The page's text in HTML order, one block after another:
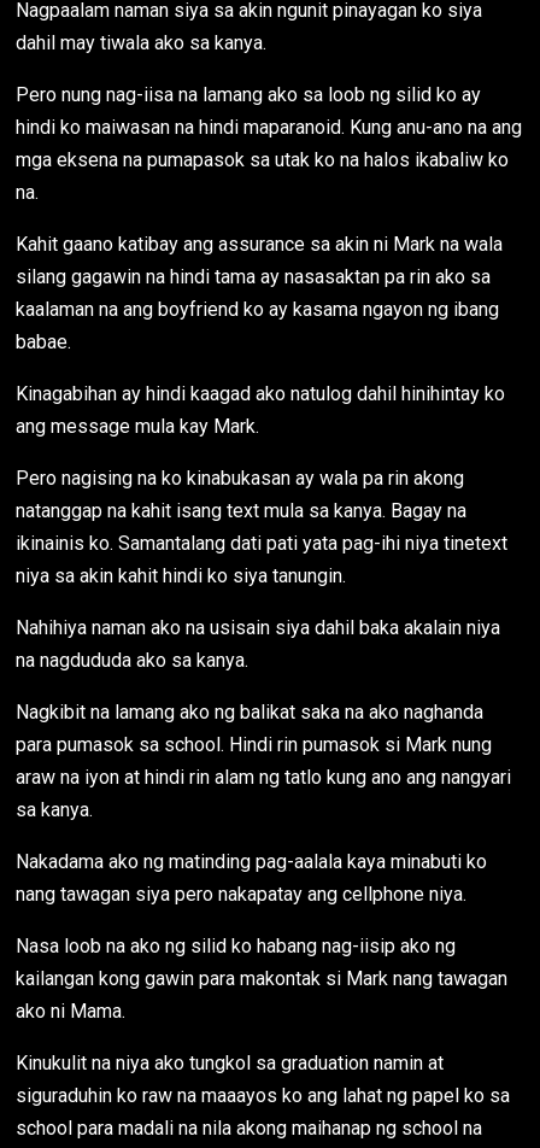
Nagpaalam naman siya sa akin ngunit pinayagan ko siya
dahil may tiwala ako sa kanya.
Pero nung nag-iisa na lamang ako sa loob ng silid ko ay
hindi ko maiwasan na hindi maparanoid. Kung anu-ano na ang
mga eksena na pumapasok sa utak ko na halos ikabaliw ko
na.
Kahit gaano katibay ang assurance sa akin ni Mark na wala
silang gagawin na hindi tama ay nasasaktan pa rin ako sa
kaalaman na ang boyfriend ko ay kasama ngayon ng ibang
babae.
Kinagabihan ay hindi kaagad ako natulog dahil hinihintay ko
ang message mula kay Mark.
Pero nagising na ko kinabukasan ay wala pa rin akong
natanggap na kahit isang text mula sa kanya. Bagay na
ikinainis ko. Samantalang dati pati yata pag-ihi niya tinetext
niya sa akin kahit hindi ko siya tanungin.
Nahihiya naman ako na usisain siya dahil baka akalain niya
na nagdududa ako sa kanya.
Nagkibit na lamang ako ng balikat saka na ako naghanda
para pumasok sa school. Hindi rin pumasok si Mark nung
araw na iyon at hindi rin alam ng tatlo kung ano ang nangyari
sa kanya.
Nakadama ako ng matinding pag-aalala kaya minabuti ko
nang tawagan siya pero nakapatay ang cellphone niya.
Nasa loob na ako ng silid ko habang nag-iisip ako ng
kailangan kong gawin para makontak si Mark nang tawagan
ako ni Mama.
Kinukulit na niya ako tungkol sa graduation namin at
siguraduhin ko raw na maaayos ko ang lahat ng papel ko sa
school para madali na nila akong maihanap ng school na